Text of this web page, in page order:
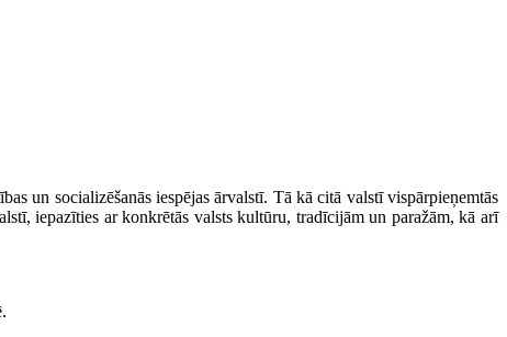
un socializēšanās iespējas ārvalstī. Tā kā citā valstī vispārpieņemtās
iepazīties ar konkrētās valsts kultūru, tradīcijām un paražām, kā arī